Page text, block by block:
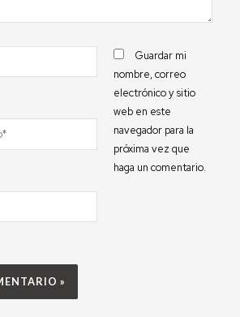
Guardar mi
nombre, correo
electrónico y sitio
web en este
navegador para la
próxima vez que
haga un comentario.